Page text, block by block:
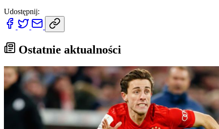
Udostępnij:
Ostatnie aktualności